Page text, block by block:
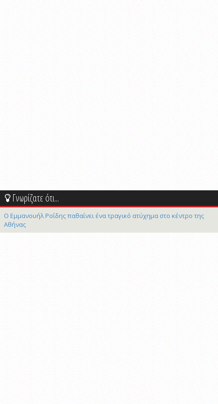
Γνωρίζατε ότι...
Ο Εμμανουήλ Ροΐδης παθαίνει ένα τραγικό ατύχημα στο κέντρο της
Αθήνας